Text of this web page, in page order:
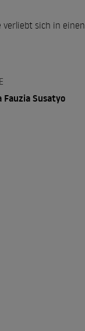
verliebt sich in einen
Fauzia Susatyo